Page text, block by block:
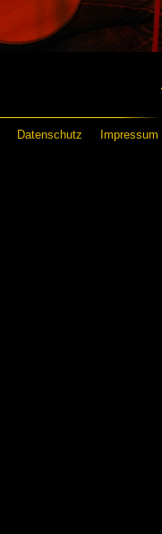
Impressum
Datenschutz